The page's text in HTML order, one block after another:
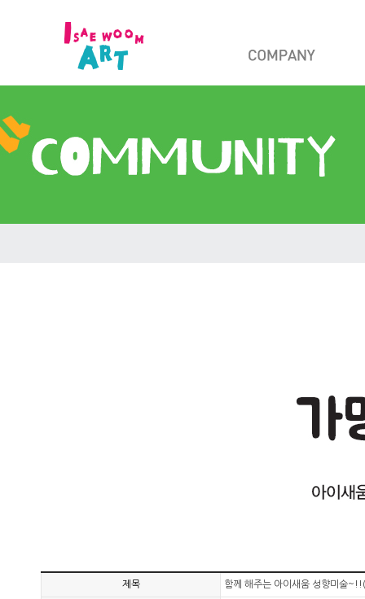
제목 함께 해주는 아이새움 성향미술